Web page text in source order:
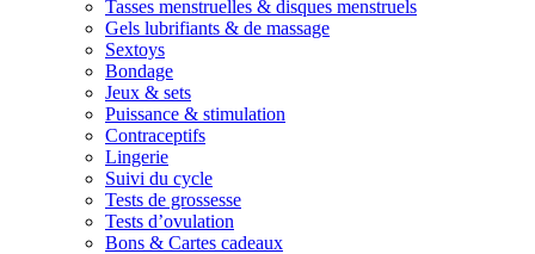
Tasses menstruelles & disques menstruels
Gels lubrifiants & de massage
Sextoys
Bondage
Jeux & sets
Puissance & stimulation
Contraceptifs
Lingerie
Suivi du cycle
Tests de grossesse
Tests d’ovulation
Bons & Cartes cadeaux